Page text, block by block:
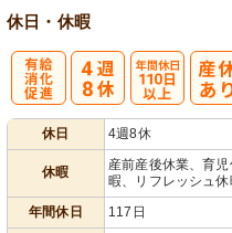
休日・休暇
休日 4週8休
休暇
産前産後休業、育
暇、リフレッシュ
年間休日
117日